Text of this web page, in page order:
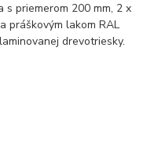
priemerom 200 mm, 2 x
práškovým lakom RAL
drevotriesky.